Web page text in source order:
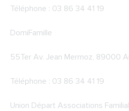
Téléphone : 03 86 34 41 19
DomiFamille
55Ter Av. Jean Mermoz, 89000
Téléphone : 03 86 34 41 19
Union Départ Associations